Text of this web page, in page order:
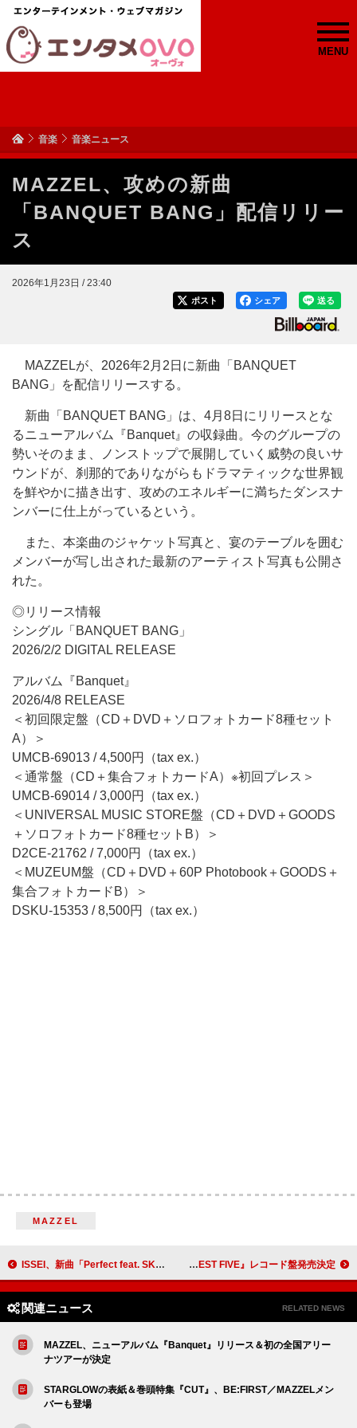
MENU
音楽 音楽ニュース
MAZZEL、攻めの新曲
「BANQUET BANG」配信リリー
ス
2026年1月23日 / 23:40
送る
シェア
ポスト
MAZZELが、2026年2月2日に新曲「BANQUET
BANG」を配信リリースする。
新曲「BANQUET BANG」は、4月8日にリリースとな
るニューアルバム『Banquet』の収録曲。今のグループの
勢いそのまま、ノンストップで展開していく威勢の良いサ
ウンドが、刹那的でありながらもドラマティックな世界観
を鮮やかに描き出す、攻めのエネルギーに満ちたダンスナ
ンバーに仕上がっているという。
また、本楽曲のジャケット写真と、宴のテーブルを囲む
メンバーが写し出された最新のアーティスト写真も公開さ
れた。
◎リリース情報
シングル「BANQUET BANG」
2026/2/2 DIGITAL RELEASE
アルバム『Banquet』
2026/4/8 RELEASE
＜初回限定盤（CD＋DVD＋ソロフォトカード8種セット
A）＞
UMCB-69013 / 4,500円（tax ex.）
＜通常盤（CD＋集合フォトカードA）※初回プレス＞
UMCB-69014 / 3,000円（tax ex.）
＜UNIVERSAL MUSIC STORE盤（CD＋DVD＋GOODS
＋ソロフォトカード8種セットB）＞
D2CE-21762 / 7,000円（tax ex.）
＜MUZEUM盤（CD＋DVD＋60P Photobook＋GOODS＋
集合フォトカードB）＞
DSKU-15353 / 8,500円（tax ex.）
MAZZEL
ISSEI、新曲「Perfect feat. SKRYU」配信＆CDリリース RIP SLYME、昨年7月リリースベストAL『GREATEST FIVE』レコード盤発売決定
関連ニュース RELATED NEWS
MAZZEL、ニューアルバム『Banquet』リリース＆初の全国アリー
ナツアーが決定
STARGLOWの表紙＆巻頭特集『CUT』、BE:FIRST／MAZZELメン
バーも登場